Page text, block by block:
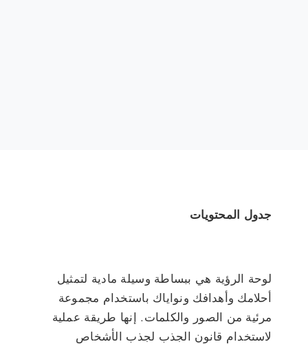
جدول المحتويات
لوحة الرؤية هي ببساطة وسيلة مادية لتمثيل
أحلامك وأهدافك ونواياك باستخدام مجموعة
مرئية من الصور والكلمات. إنها طريقة عملية
لاستخدام قانون الجذب لجذب الأشخاص